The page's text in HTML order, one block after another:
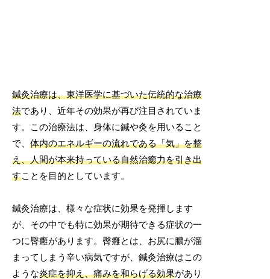
鍼灸治療は、東洋医学に基づいた伝統的な治療
法であり、近年その効果が再び注目されていま
す。この治療法は、身体に鍼や灸を用いること
で、体内のエネルギーの流れである「気」を整
え、人間が本来持っている自然治癒力を引き出
すことを目的としています。
鍼灸治療は、様々な症状に効果を発揮します
が、その中でも特に効果が期待できる症状の一
つに臀癰があります。臀癰とは、お尻に膿が溜
まってしまう辛い病気ですが、鍼灸治療はこの
ような炎症を抑え、痛みを和らげる効果があり